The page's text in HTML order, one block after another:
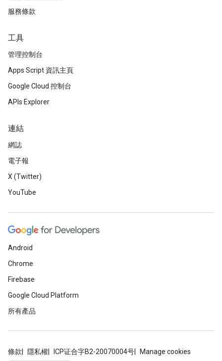
服務條款
工具
管理控制台
Apps Script 資訊主頁
Google Cloud 控制台
APIs Explorer
連結
網誌
電子報
X (Twitter)
YouTube
Android
Chrome
Firebase
Google Cloud Platform
所有產品
條款 隱私權 ICP证合字B2-20070004号 Manage cookies